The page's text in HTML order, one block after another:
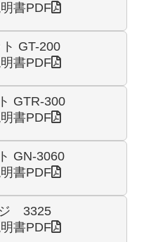
書PDF
GT-200
書PDF
GTR-300
書PDF
GN-3060
書PDF
ジ 3325
書PDF